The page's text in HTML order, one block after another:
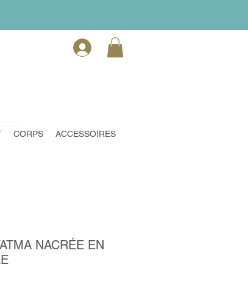
CORPS ACCESSOIRES
NACRÉE EN